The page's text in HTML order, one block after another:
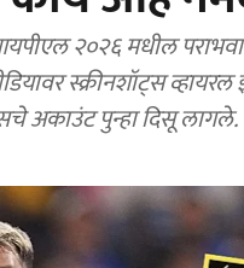
२०२६ मधील
स्क्रीनशॉट्स
अकाउंट पुन्हा दिसू लागले.